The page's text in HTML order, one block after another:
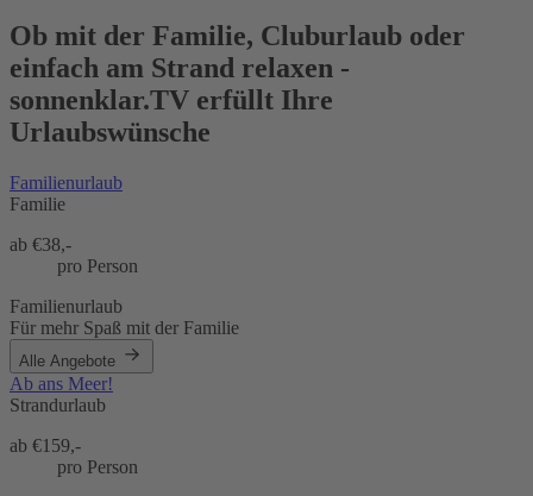
Ob mit der Familie, Cluburlaub oder
einfach am Strand relaxen -
sonnenklar.TV erfüllt Ihre
Urlaubswünsche
Familienurlaub
Familie
ab €38,-
pro Person
Familienurlaub
Für mehr Spaß mit der Familie
Alle Angebote
Ab ans Meer!
Strandurlaub
ab €159,-
pro Person